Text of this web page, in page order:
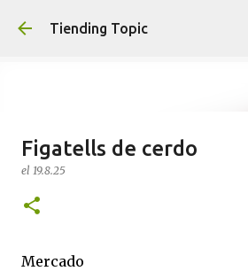
Ir al contenido
Tiending Topic
Maquillaje fluido
210 cappuccino
el
Figatells de cerdo
el 19.8.25
Mercado